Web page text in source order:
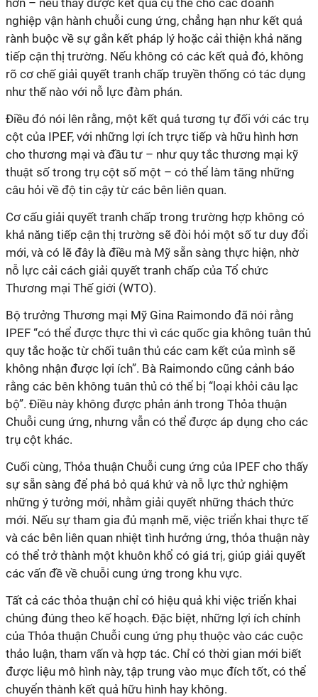
hơn – nếu thấy được kết quả cụ thể cho các doanh
nghiệp vận hành chuỗi cung ứng, chẳng hạn như kết quả
rành buộc về sự gắn kết pháp lý hoặc cải thiện khả năng
tiếp cận thị trường. Nếu không có các kết quả đó, không
rõ cơ chế giải quyết tranh chấp truyền thống có tác dụng
như thế nào với nỗ lực đàm phán.
Điều đó nói lên rằng, một kết quả tương tự đối với các trụ
cột của IPEF, với những lợi ích trực tiếp và hữu hình hơn
cho thương mại và đầu tư – như quy tắc thương mại kỹ
thuật số trong trụ cột số một – có thể làm tăng những
câu hỏi về độ tin cậy từ các bên liên quan.
Cơ cấu giải quyết tranh chấp trong trường hợp không có
khả năng tiếp cận thị trường sẽ đòi hỏi một số tư duy đổi
mới, và có lẽ đây là điều mà Mỹ sẵn sàng thực hiện, nhờ
nỗ lực cải cách giải quyết tranh chấp của Tổ chức
Thương mại Thế giới (WTO).
Bộ trưởng Thương mại Mỹ Gina Raimondo đã nói rằng
IPEF “có thể được thực thi vì các quốc gia không tuân thủ
quy tắc hoặc từ chối tuân thủ các cam kết của mình sẽ
không nhận được lợi ích”. Bà Raimondo cũng cảnh báo
rằng các bên không tuân thủ có thể bị “loại khỏi câu lạc
bộ”. Điều này không được phản ánh trong Thỏa thuận
Chuỗi cung ứng, nhưng vẫn có thể được áp dụng cho các
trụ cột khác.
Cuối cùng, Thỏa thuận Chuỗi cung ứng của IPEF cho thấy
sự sẵn sàng để phá bỏ quá khứ và nỗ lực thử nghiệm
những ý tưởng mới, nhằm giải quyết những thách thức
mới. Nếu sự tham gia đủ mạnh mẽ, việc triển khai thực tế
và các bên liên quan nhiệt tình hưởng ứng, thỏa thuận này
có thể trở thành một khuôn khổ có giá trị, giúp giải quyết
các vấn đề về chuỗi cung ứng trong khu vực.
Tất cả các thỏa thuận chỉ có hiệu quả khi việc triển khai
chúng đúng theo kế hoạch. Đặc biệt, những lợi ích chính
của Thỏa thuận Chuỗi cung ứng phụ thuộc vào các cuộc
thảo luận, tham vấn và hợp tác. Chỉ có thời gian mới biết
được liệu mô hình này, tập trung vào mục đích tốt, có thể
chuyển thành kết quả hữu hình hay không.